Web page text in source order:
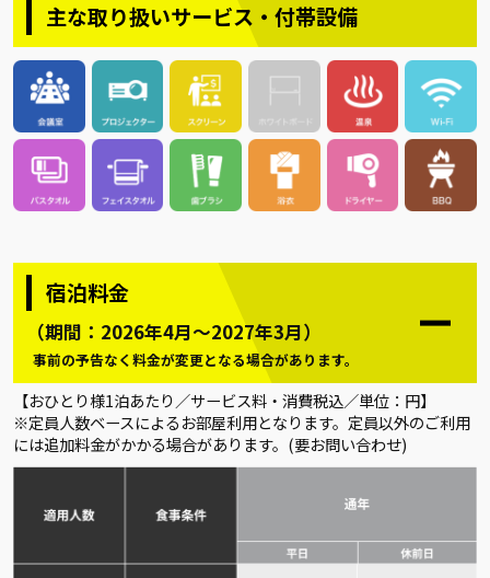
主な取り扱いサービス・付帯設備
宿泊料金
（期間：2026年4月～2027年3月）
事前の予告なく料金が変更となる場合があります。
【おひとり様1泊あたり／サービス料・消費税込／単位：円】
※定員人数ベースによるお部屋利用となります。定員以外のご利用
には追加料金がかかる場合があります。(要お問い合わせ)